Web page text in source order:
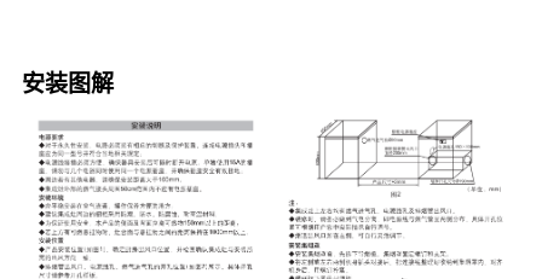
安装图解